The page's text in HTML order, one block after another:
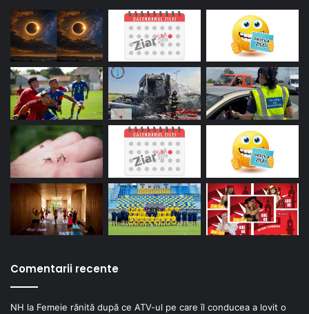
Comentarii recente
NH la Femeie rănită după ce ATV-ul pe care îl conducea a lovit o